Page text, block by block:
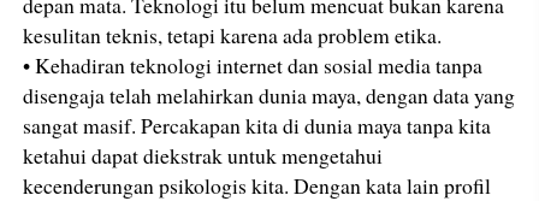
kesulitan teknis, tetapi karena ada problem etika.
• Kehadiran teknologi internet dan sosial media tanpa
disengaja telah melahirkan dunia maya, dengan data yang
sangat masif. Percakapan kita di dunia maya tanpa kita
ketahui dapat diekstrak untuk mengetahui
kecenderungan psikologis kita. Dengan kata lain profil